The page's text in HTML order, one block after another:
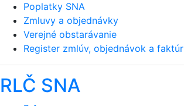
Poplatky SNA
Zmluvy a objednávky
Verejné obstarávanie
Register zmlúv, objednávok a faktúr
RLČ SNA